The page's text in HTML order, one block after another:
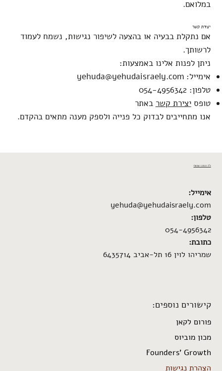
במלואם.
יצירת קשר
אם נתקלת בבעיה או בהצעה לשיפור נגישות, נשמח לעמוד
לרשותך.
ניתן לפנות אלינו באמצעות:
אימייל:yehuda@yehudaisraely.com
טלפון: 054-4956342
טופסיצירת קשר באתר
אנו מתחייבים לבדוק כל פנייה ולספק מענה מתאים בהקדם.
קישורים נוספים:
פורום לקאן
מכון מוביוס
Founders’ Growth
הצהרת נגישות
ד"ר יהודה ישראלי
אימייל:
yehuda@yehudaisraely.com
טלפון:
054-4956342
כתובת:
שמריהו לוין 16 תל-אביב 6435714